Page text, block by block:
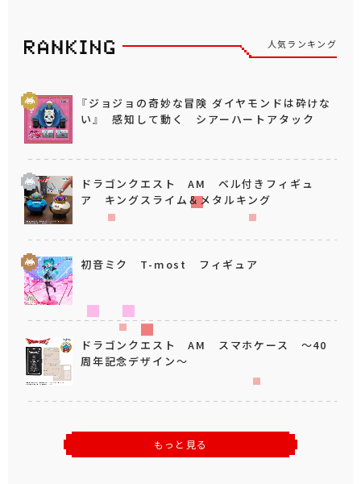
人気ランキング
『ジョジョの奇妙な冒険 ダイヤモンドは砕けな
い』 感知して動く シアーハートアタック
ドラゴンクエスト AM ベル付きフィギュ
ア キングスライム＆メタルキング
初音ミク T-most フィギュア
ドラゴンクエスト AM スマホケース ～40
周年記念デザイン～
もっと見る